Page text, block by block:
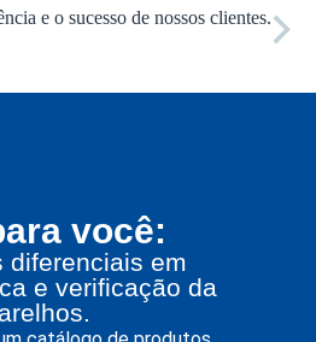
e o sucesso de nossos clientes.
você:
diferenciais em
e verificação da